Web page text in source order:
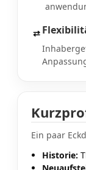
⇄
Ein paar
Historie: